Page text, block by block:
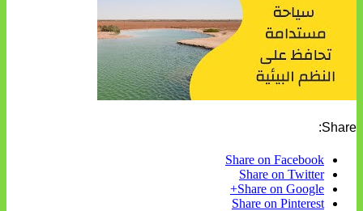
Share:
Share on Facebook
Share on Twitter
Share on Google+
Share on Pinterest